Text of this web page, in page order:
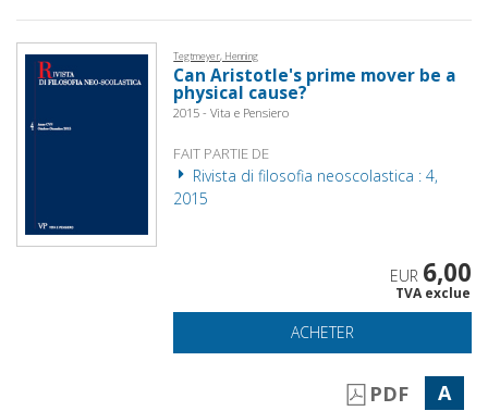
Tegtmeyer, Henning
Can Aristotle's prime mover be a
physical cause?
2015 - Vita e Pensiero
FAIT PARTIE DE
Rivista di filosofia neoscolastica : 4,
2015
EUR 6,00
TVA exclue
ACHETER
PDF A